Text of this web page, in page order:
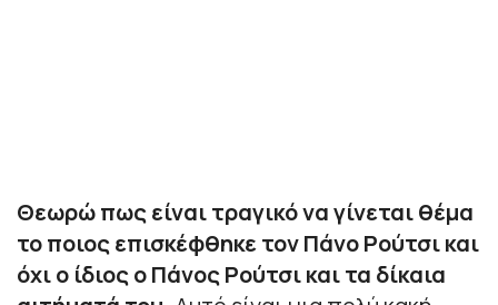
Θεωρώ πως είναι τραγικό να γίνεται θέμα
το ποιος επισκέφθηκε τον Πάνο Ρούτσι και
όχι ο ίδιος ο Πάνος Ρούτσι και τα δίκαια